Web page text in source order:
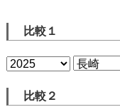
比較１
比較２